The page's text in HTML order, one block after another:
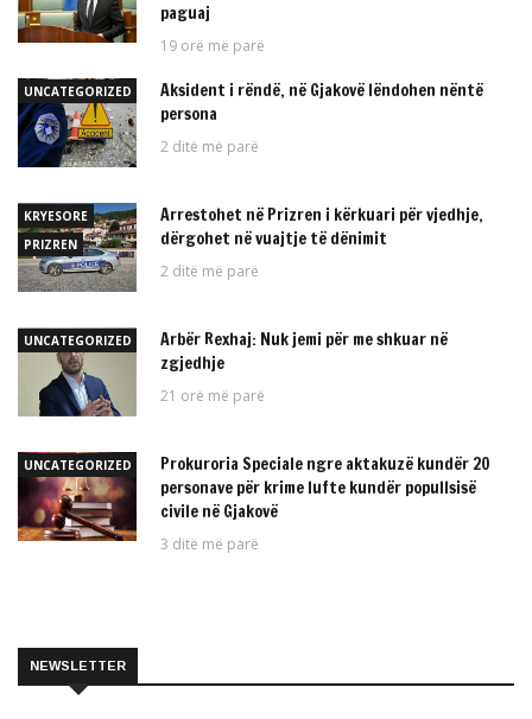
paguaj
19 orë më parë
UNCATEGORIZED
Aksident i rëndë, në Gjakovë lëndohen nëntë
persona
2 ditë më parë
KRYESORE
PRIZREN
Arrestohet në Prizren i kërkuari për vjedhje,
dërgohet në vuajtje të dënimit
2 ditë më parë
UNCATEGORIZED
Arbër Rexhaj: Nuk jemi për me shkuar në
zgjedhje
21 orë më parë
UNCATEGORIZED
Prokuroria Speciale ngre aktakuzë kundër 20
personave për krime lufte kundër popullsisë
civile në Gjakovë
3 ditë më parë
NEWSLETTER